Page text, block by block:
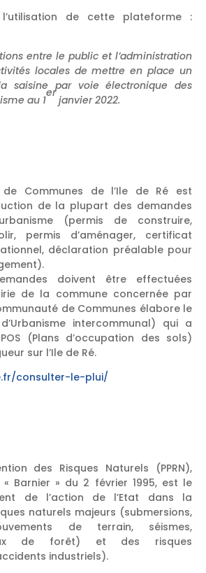
de cette plateforme :
entre le public et l’administration
locales de mettre en place un
saisine par voie électronique des
au 1
er
janvier 2022.
de Communes de l’Ile de Ré est
de la plupart des demandes
(permis de construire,
permis d’aménager, certificat
déclaration préalable pour
doivent être effectuées
de la commune concernée par
de Communes élabore le
intercommunal) qui a
(Plans d’occupation des sols)
sur l’Ile de Ré.
consulter-le-plui/
des Risques Naturels (PPRN),
Barnier » du 2 février 1995, est le
de l’action de l’Etat dans la
naturels majeurs (submersions,
de terrain, séismes,
de forêt) et des risques
industriels).